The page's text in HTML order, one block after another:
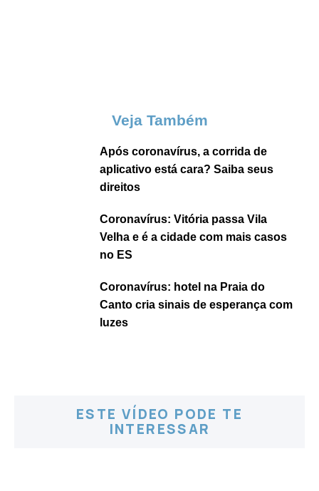
Veja Também
Após coronavírus, a corrida de
aplicativo está cara? Saiba seus
direitos
Coronavírus: Vitória passa Vila
Velha e é a cidade com mais casos
no ES
Coronavírus: hotel na Praia do
Canto cria sinais de esperança com
luzes
ESTE VÍDEO PODE TE
INTERESSAR